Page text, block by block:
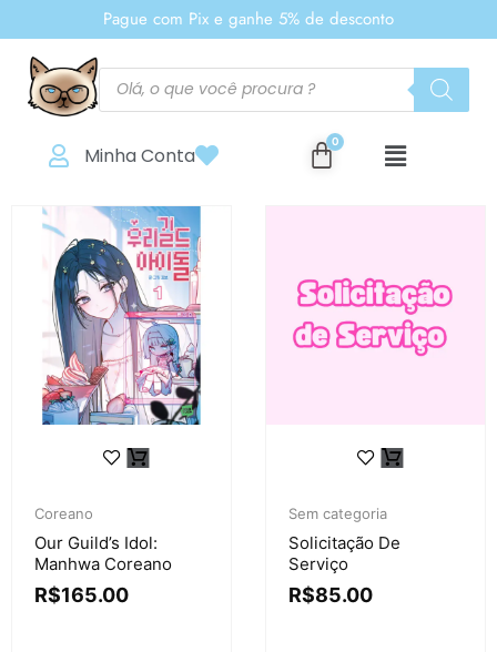
Pague com Pix e ganhe 5% de desconto
Minha Conta
Coreano
Our Guild’s Idol:
Manhwa Coreano
R$165.00
Sem categoria
Solicitação De
Serviço
R$85.00